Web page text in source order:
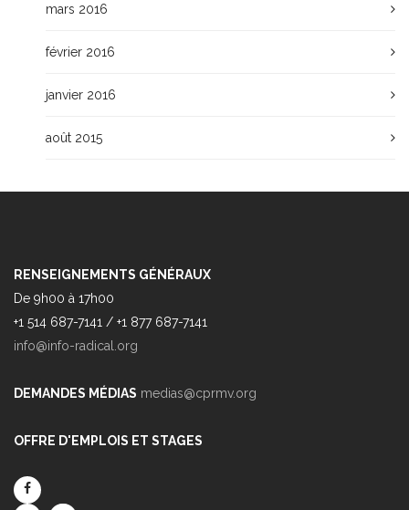
mars 2016
février 2016
janvier 2016
août 2015
RENSEIGNEMENTS GÉNÉRAUX
De 9h00 à 17h00
+1 514 687-7141 / +1 877 687-7141
info@info-radical.org
DEMANDES MÉDIAS medias@cprmv.org
OFFRE D'EMPLOIS ET STAGES